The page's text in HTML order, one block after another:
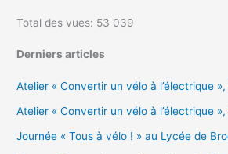
Total des vues: 53 039
Derniers articles
Atelier « Convertir un vélo à l’électrique
Atelier « Convertir un vélo à l’électrique
Journée « Tous à vélo ! » au Lycée de